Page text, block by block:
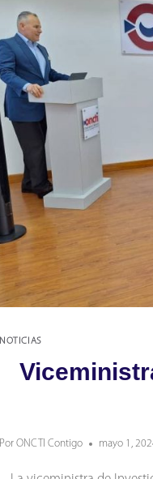
NOTICIAS
Por ONCTI Contigo mayo 1,